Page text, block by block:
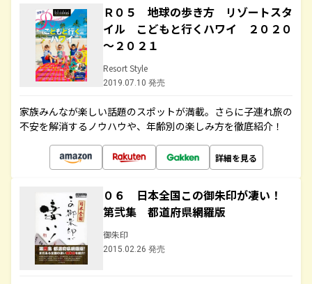
Ｒ０５ 地球の歩き方 リゾートスタ
イル こどもと行くハワイ ２０２０
～２０２１
Resort Style
2019.07.10 発売
家族みんなが楽しい話題のスポットが満載。さらに子連れ旅の
不安を解消するノウハウや、年齢別の楽しみ方を徹底紹介！
詳細を見る
０６ 日本全国この御朱印が凄い！
第弐集 都道府県網羅版
御朱印
2015.02.26 発売